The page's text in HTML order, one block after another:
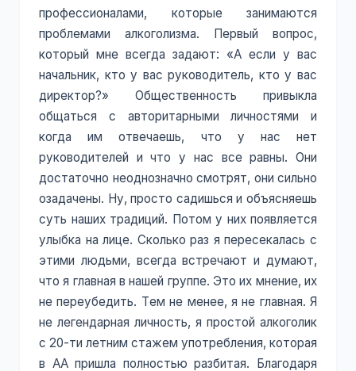
профессионалами, которые занимаются
проблемами алкоголизма. Первый вопрос,
который мне всегда задают: «А если у вас
начальник, кто у вас руководитель, кто у вас
директор?» Общественность привыкла
общаться с авторитарными личностями и
когда им отвечаешь, что у нас нет
руководителей и что у нас все равны. Они
достаточно неоднозначно смотрят, они сильно
озадачены. Ну, просто садишься и объясняешь
суть наших традиций. Потом у них появляется
улыбка на лице. Сколько раз я пересекалась с
этими людьми, всегда встречают и думают,
что я главная в нашей группе. Это их мнение, их
не переубедить. Тем не менее, я не главная. Я
не легендарная личность, я простой алкоголик
с 20-ти летним стажем употребления, которая
в АА пришла полностью разбитая. Благодаря